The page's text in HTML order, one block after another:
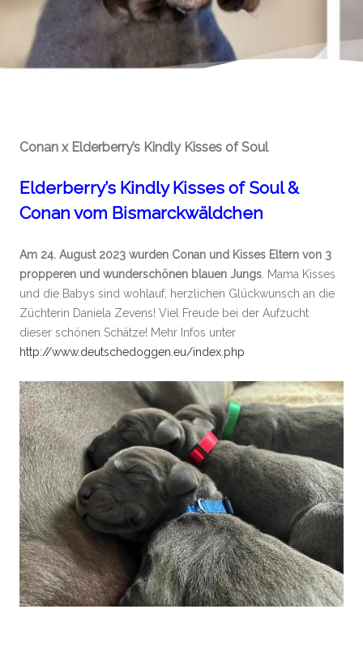
Conan x Elderberry’s Kindly Kisses of Soul
Elderberry’s Kindly Kisses of Soul &
Conan vom Bismarckwäldchen
Am 24. August 2023 wurden Conan und Kisses Eltern von 3
propperen und wunderschönen blauen Jungs . Mama Kisses
und die Babys sind wohlauf, herzlichen Glückwunsch an die
Züchterin Daniela Zevens! Viel Freude bei der Aufzucht
dieser schönen Schätze! Mehr Infos unter
http://www.deutschedoggen.eu/index.php